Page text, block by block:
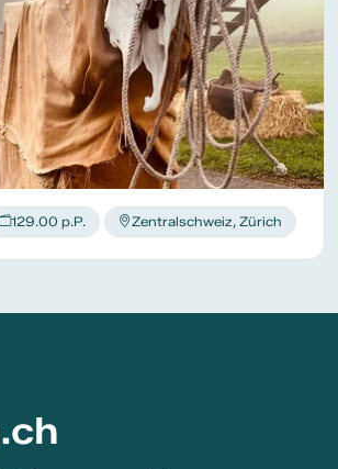
129.00 p.P. Zentralschweiz, Zürich